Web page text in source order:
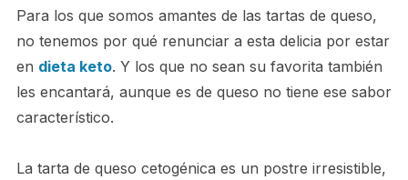
Para los que somos amantes de las tartas de queso,
no tenemos por qué renunciar a esta delicia por estar
en dieta keto. Y los que no sean su favorita también
les encantará, aunque es de queso no tiene ese sabor
característico.
La tarta de queso cetogénica es un postre irresistible,